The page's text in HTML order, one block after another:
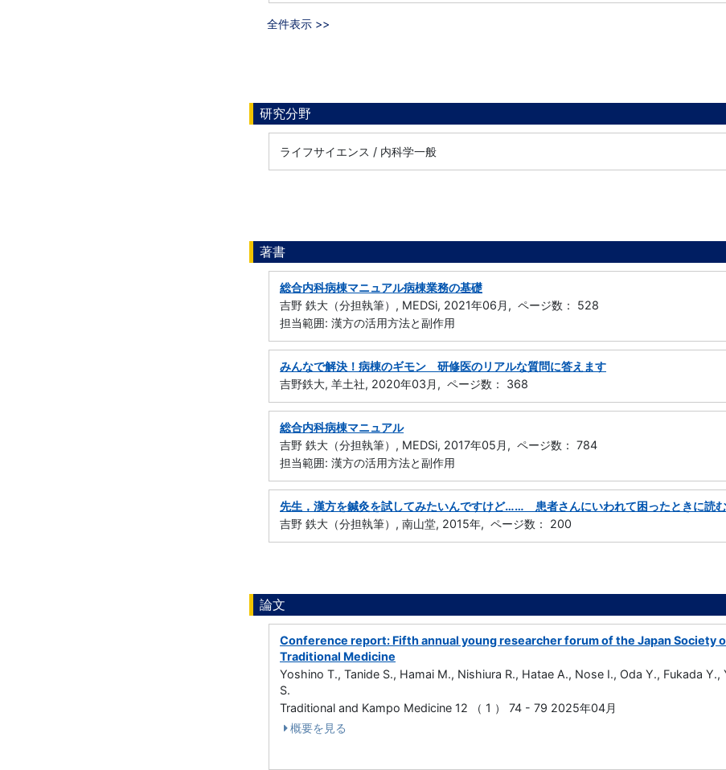
全件表示 >>
研究分野
ライフサイエンス / 内科学一般
著書
総合内科病棟マニュアル病棟業務の基礎
吉野 鉄大（分担執筆）, MEDSi, 2021年06月, ページ数： 528
担当範囲: 漢方の活用方法と副作用
みんなで解決！病棟のギモン 研修医のリアルな質問に答えます
吉野鉄大, 羊土社, 2020年03月, ページ数： 368
総合内科病棟マニュアル
吉野 鉄大（分担執筆）, MEDSi, 2017年05月, ページ数： 784
担当範囲: 漢方の活用方法と副作用
先生，漢方を鍼灸を試してみたいんですけど…… 患者さんにいわれて困ったときに読
吉野 鉄大（分担執筆）, 南山堂, 2015年, ページ数： 200
論文
Conference report: Fifth annual young researcher forum of the Japan Society
Traditional Medicine
Yoshino T., Tanide S., Hamai M., Nishiura R., Hatae A., Nose I., Oda Y., Fukada
S.
Traditional and Kampo Medicine 12 （ 1 ） 74 - 79 2025年04月
概要を見る